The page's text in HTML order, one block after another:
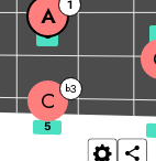
C b3
A 1
5